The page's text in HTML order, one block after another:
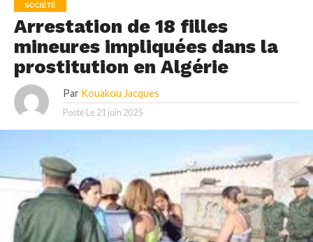
SOCIÉTÉ
Arrestation de 18 filles
mineures impliquées dans la
prostitution en Algérie
Par Kouakou Jacques
Posté Le 21 juin 2025